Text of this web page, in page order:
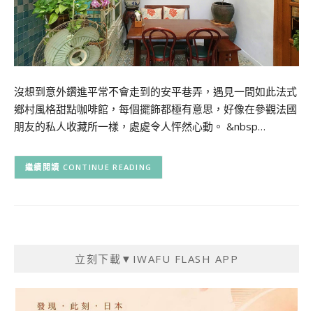
沒想到意外鑽進平常不會走到的安平巷弄，遇見一間如此法式
鄉村風格甜點咖啡館，每個擺飾都極有意思，好像在參觀法國
朋友的私人收藏所一樣，處處令人怦然心動。 &nbsp…
CONTINUE READING
立刻下載▼IWAFU FLASH APP